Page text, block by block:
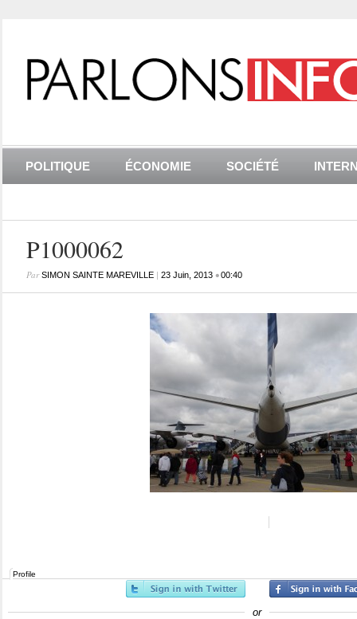
POLITIQUE ÉCONOMIE SOCIÉTÉ
P1000062
ParSIMON SAINTE MAREVILLE| 23 Juin, 2013•00:40
Profile
or